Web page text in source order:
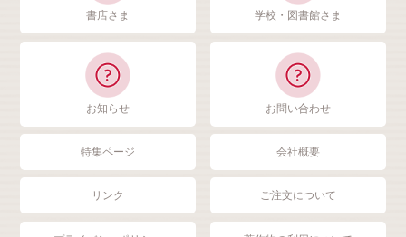
書店さま 学校・図書館さま
お知らせ お問い合わせ
特集ページ 会社概要
リンク ご注文について